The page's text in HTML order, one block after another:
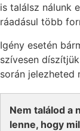
is találsz nálunk
ráadásul több
Igény esetén
szívesen
során jelezheted
Nem találod a
lenne, hogy